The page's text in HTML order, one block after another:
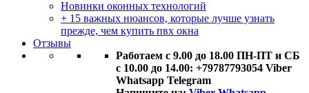
Новинки оконных технологий
+ 15 важных нюансов, которые лучше узнать
прежде, чем купить пвх окна
Отзывы
Работаем с 9.00 до 18.00 ПН-ПТ и СБ
с 10.00 до 14.00: +79787793054 Viber
Whatsapp Telegram